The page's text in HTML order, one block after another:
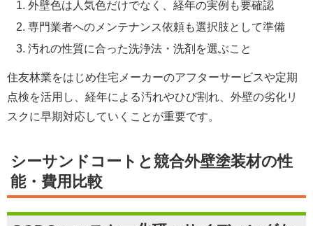
外壁色は人気色だけでなく、経年の実例も要確認
専門業者へのメンテナンス依頼も選択肢として準備
汚れの性質に合った洗浄法・洗剤を選ぶこと
住友林業をはじめ住宅メーカーのアフターサービスや定期
点検を活用し、経年による汚れやひび割れ、外壁の劣化リ
スクに早期対応していくことが重要です。
シーサンドコートと競合外壁塗装材の性
能・費用比較